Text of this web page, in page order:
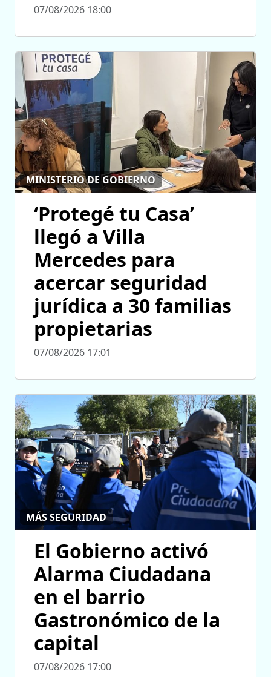
07/08/2026 18:00
MINISTERIO DE GOBIERNO
‘Protegé tu Casa’
llegó a Villa
Mercedes para
acercar seguridad
jurídica a 30 familias
propietarias
07/08/2026 17:01
MÁS SEGURIDAD
El Gobierno activó
Alarma Ciudadana
en el barrio
Gastronómico de la
capital
07/08/2026 17:00